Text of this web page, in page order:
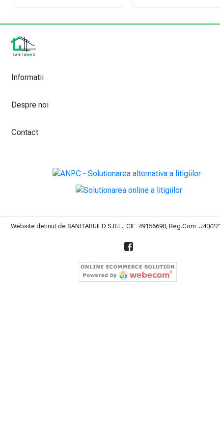
Informatii
Despre noi
Contact
Website detinut de SANITABUILD S.R.L., CIF: 49156690, Reg.Com: J40/